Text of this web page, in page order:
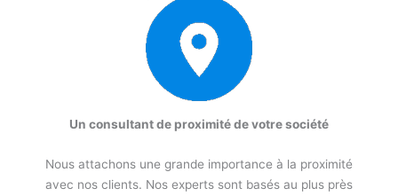
Un consultant de proximité de votre société
Nous attachons une grande importance à la proximité
avec nos clients. Nos experts sont basés au plus près